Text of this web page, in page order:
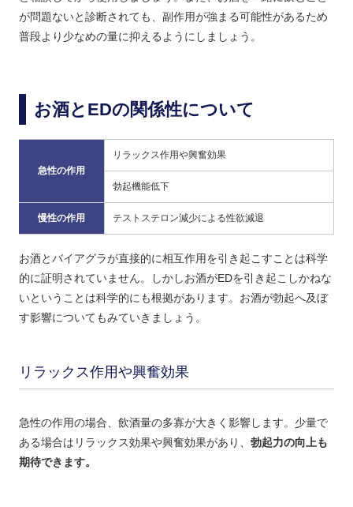
が問題ないと診断されても、副作用が強まる可能性があるため
普段より少なめの量に抑えるようにしましょう。
お酒とEDの関係性について
急性の作用
リラックス作用や興奮効果
勃起機能低下
慢性の作用 テストステロン減少による性欲減退
お酒とバイアグラが直接的に相互作用を引き起こすことは科学
的に証明されていません。しかしお酒がEDを引き起こしかねな
いということは科学的にも根拠があります。お酒が勃起へ及ぼ
す影響についてもみていきましょう。
リラックス作用や興奮効果
急性の作用の場合、飲酒量の多寡が大きく影響します。少量で
ある場合はリラックス効果や興奮効果があり、 勃起力の向上も
期待できます。